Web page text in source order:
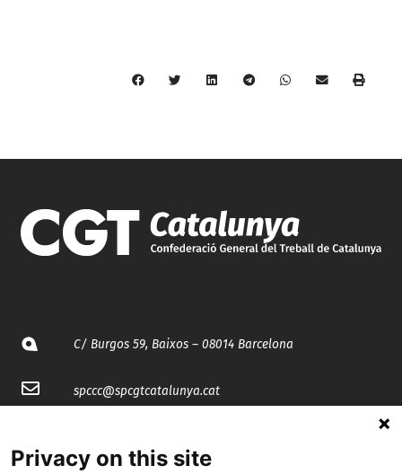
C/ Burgos 59, Baixos – 08014 Barcelona
spccc@spcgtcatalunya.cat
Privacy on this site